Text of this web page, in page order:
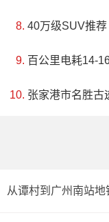
40万级SUV推荐
百公里电耗14-
张家港市名胜古
从谭村到广州南站地